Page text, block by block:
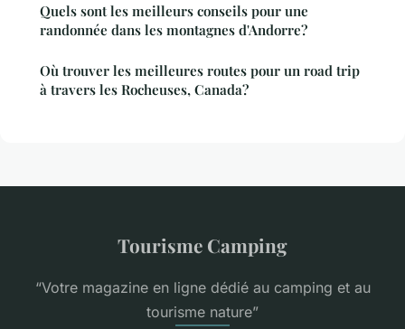
Quels sont les meilleurs conseils pour une
randonnée dans les montagnes d'Andorre?
Où trouver les meilleures routes pour un road trip
à travers les Rocheuses, Canada?
Tourisme Camping
“Votre magazine en ligne dédié au camping et au
tourisme nature”